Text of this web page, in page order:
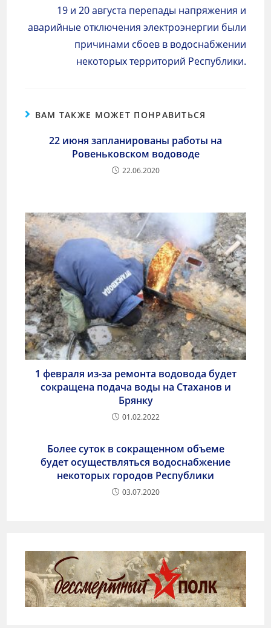
19 и 20 августа перепады напряжения и
аварийные отключения электроэнергии были
причинами сбоев в водоснабжении
некоторых территорий Республики.
ВАМ ТАКЖЕ МОЖЕТ ПОНРАВИТЬСЯ
22 июня запланированы работы на
Ровеньковском водоводе
22.06.2020
1 февраля из-за ремонта водовода будет
сокращена подача воды на Стаханов и
Брянку
01.02.2022
Более суток в сокращенном объеме
будет осуществляться водоснабжение
некоторых городов Республики
03.07.2020